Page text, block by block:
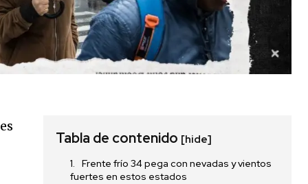
Tabla de contenido [hide]
Frente frío 34 pega con nevadas y vientos
fuertes en estos estados